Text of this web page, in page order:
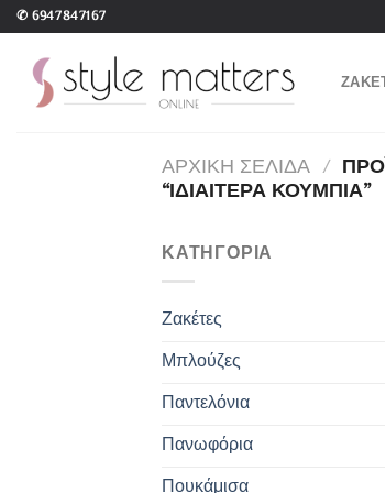
Μετάβαση
στο
περιεχόμενο
✆6947847167
ΑΡΧΙΚΗ ΣΕΛΙΔΑ /
“ΙΔΙΑΙΤΕΡΑ ΚΟΥΜΠΙΑ”
ΚΑΤΗΓΟΡΙΑ
Ζακέτες
Μπλούζες
Παντελόνια
Πανωφόρια